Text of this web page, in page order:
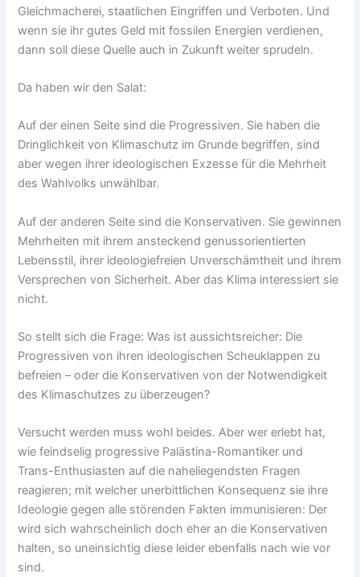
Gleichmacherei, staatlichen Eingriffen und Verboten. Und
wenn sie ihr gutes Geld mit fossilen Energien verdienen,
dann soll diese Quelle auch in Zukunft weiter sprudeln.
Da haben wir den Salat:
Auf der einen Seite sind die Progressiven. Sie haben die
Dringlichkeit von Klimaschutz im Grunde begriffen, sind
aber wegen ihrer ideologischen Exzesse für die Mehrheit
des Wahlvolks unwählbar.
Auf der anderen Seite sind die Konservativen. Sie gewinnen
Mehrheiten mit ihrem ansteckend genussorientierten
Lebensstil, ihrer ideologiefreien Unverschämtheit und ihrem
Versprechen von Sicherheit. Aber das Klima interessiert sie
nicht.
So stellt sich die Frage: Was ist aussichtsreicher: Die
Progressiven von ihren ideologischen Scheuklappen zu
befreien – oder die Konservativen von der Notwendigkeit
des Klimaschutzes zu überzeugen?
Versucht werden muss wohl beides. Aber wer erlebt hat,
wie feindselig progressive Palästina-Romantiker und
Trans-Enthusiasten auf die naheliegendsten Fragen
reagieren; mit welcher unerbittlichen Konsequenz sie ihre
Ideologie gegen alle störenden Fakten immunisieren: Der
wird sich wahrscheinlich doch eher an die Konservativen
halten, so uneinsichtig diese leider ebenfalls nach wie vor
sind.